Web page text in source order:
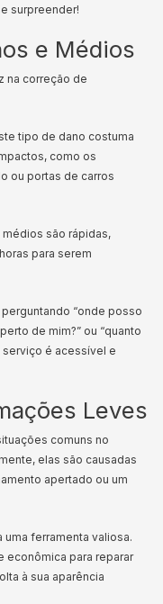
surpreender!
e Médios
na correção de
tipo de dano costuma
como os
ou portas de carros
são rápidas,
para serem
“onde posso
de mim?” ou “quanto
serviço é acessível e
Leves
comuns no
elas são causadas
apertado ou um
uma ferramenta valiosa.
econômica para reparar
à sua aparência